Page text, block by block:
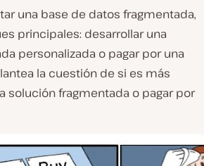
una base de datos fragmentada,
principales: desarrollar una
personalizada o pagar por una
la cuestión de si es más
solución fragmentada o pagar por